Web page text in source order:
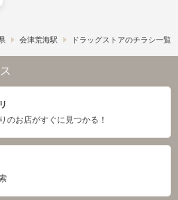
会津荒海駅 ドラッグストアのチラシ一覧
のお店がすぐに見つかる！